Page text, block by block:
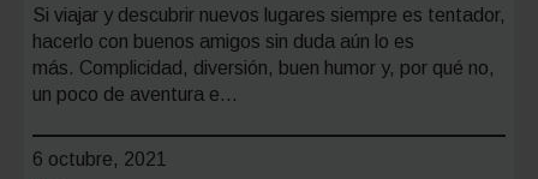
Si viajar y descubrir nuevos lugares siempre es tentador,
hacerlo con buenos amigos sin duda aún lo es
más. Complicidad, diversión, buen humor y, por qué no,
un poco de aventura e…
6 octubre, 2021